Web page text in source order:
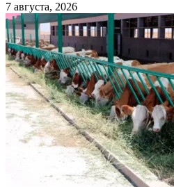
7 августа, 2026